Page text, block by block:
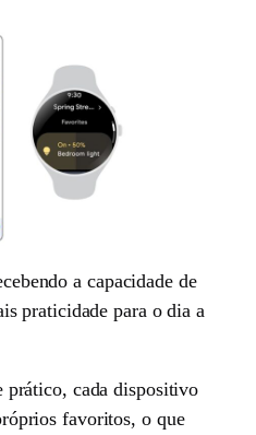
a capacidade de
praticidade para o dia a
prático, cada dispositivo
favoritos, o que